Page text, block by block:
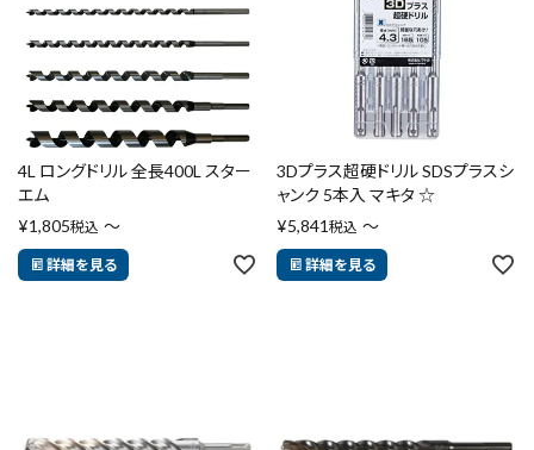
4L ロングドリル 全長400L スター
エム
¥1,805税込 〜
詳細を見る
3Dプラス超硬ドリル SDSプラスシ
ャンク 5本入 マキタ ☆
¥5,841 税込 〜
詳細を見る